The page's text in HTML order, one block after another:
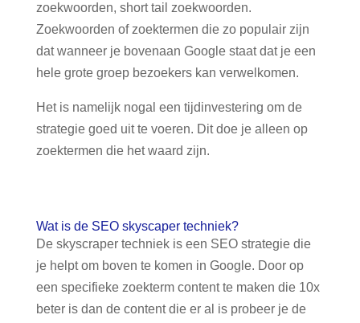
zoekwoorden, short tail zoekwoorden.
Zoekwoorden of zoektermen die zo populair zijn
dat wanneer je bovenaan Google staat dat je een
hele grote groep bezoekers kan verwelkomen.
Het is namelijk nogal een tijdinvestering om de
strategie goed uit te voeren. Dit doe je alleen op
zoektermen die het waard zijn.
Wat is de SEO skyscaper techniek?
De skyscraper techniek is een SEO strategie die
je helpt om boven te komen in Google. Door op
een specifieke zoekterm content te maken die 10x
beter is dan de content die er al is probeer je de